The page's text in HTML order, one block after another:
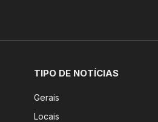
TIPO DE NOTÍCIAS
Gerais
Locais